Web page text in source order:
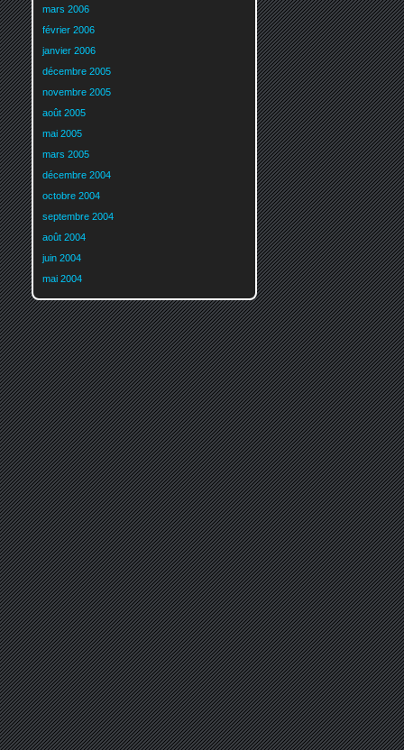
mars 2006
février 2006
janvier 2006
décembre 2005
novembre 2005
août 2005
mai 2005
mars 2005
décembre 2004
octobre 2004
septembre 2004
août 2004
juin 2004
mai 2004